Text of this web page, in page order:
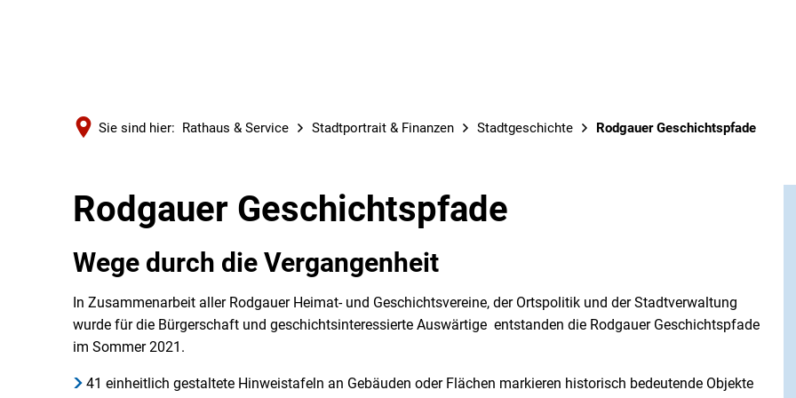
Sie sind hier: Rathaus & Service Stadtportrait & Finanzen Stadtgeschichte Rodgauer Geschichtspfade
Rodgauer Geschichtspfade
Wege durch die Vergangenheit
In Zusammenarbeit aller Rodgauer Heimat- und Geschichtsvereine, der Ortspolitik und der Stadtverwaltung
wurde für die Bürgerschaft und geschichtsinteressierte Auswärtige entstanden die Rodgauer Geschichtspfade
im Sommer 2021.
41 einheitlich gestaltete Hinweistafeln an Gebäuden oder Flächen markieren historisch bedeutende Objekte